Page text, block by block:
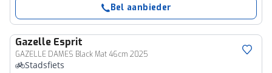
Bel aanbieder
Gazelle Esprit
GAZELLE DAMES Black Mat 46cm 2025
Stadsfiets